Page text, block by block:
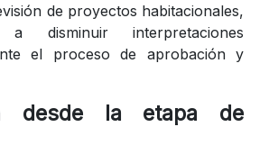
de proyectos habitacionales,
a disminuir interpretaciones
el proceso de aprobación y
desde la etapa de